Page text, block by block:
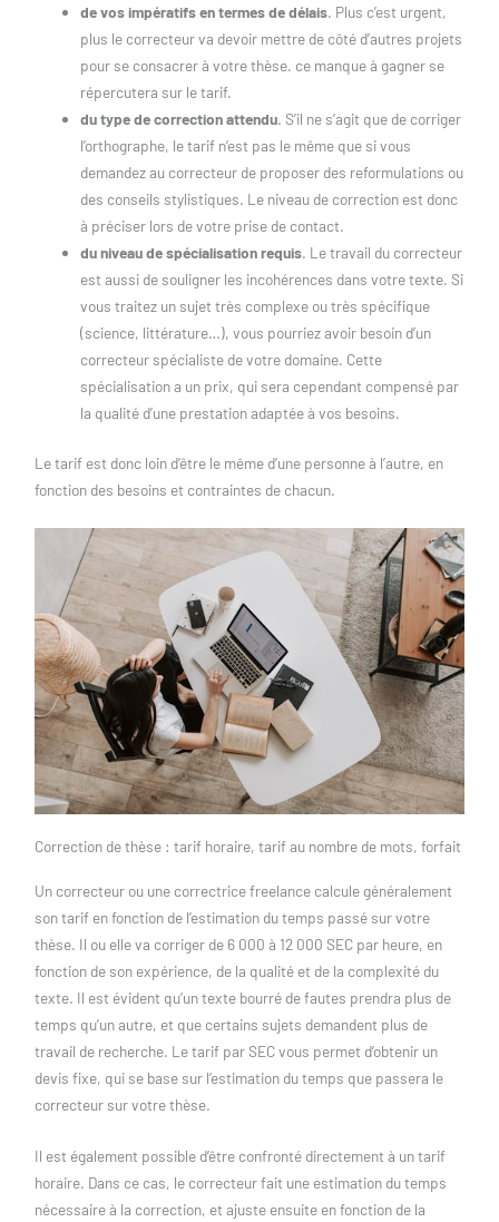
de vos impératifs en termes de délais. Plus c’est urgent,
plus le correcteur va devoir mettre de côté d’autres projets
pour se consacrer à votre thèse. ce manque à gagner se
répercutera sur le tarif.
du type de correction attendu. S’il ne s’agit que de corriger
l’orthographe, le tarif n’est pas le même que si vous
demandez au correcteur de proposer des reformulations ou
des conseils stylistiques. Le niveau de correction est donc
à préciser lors de votre prise de contact.
du niveau de spécialisation requis. Le travail du correcteur
est aussi de souligner les incohérences dans votre texte. Si
vous traitez un sujet très complexe ou très spécifique
(science, littérature…), vous pourriez avoir besoin d’un
correcteur spécialiste de votre domaine. Cette
spécialisation a un prix, qui sera cependant compensé par
la qualité d’une prestation adaptée à vos besoins.
Le tarif est donc loin d’être le même d’une personne à l’autre, en
fonction des besoins et contraintes de chacun.
Correction de thèse : tarif horaire, tarif au nombre de mots, forfait
Un correcteur ou une correctrice freelance calcule généralement
son tarif en fonction de l’estimation du temps passé sur votre
thèse. Il ou elle va corriger de 6 000 à 12 000 SEC par heure, en
fonction de son expérience, de la qualité et de la complexité du
texte. Il est évident qu’un texte bourré de fautes prendra plus de
temps qu’un autre, et que certains sujets demandent plus de
travail de recherche. Le tarif par SEC vous permet d’obtenir un
devis fixe, qui se base sur l’estimation du temps que passera le
correcteur sur votre thèse.
Il est également possible d’être confronté directement à un tarif
horaire. Dans ce cas, le correcteur fait une estimation du temps
nécessaire à la correction, et ajuste ensuite en fonction de la